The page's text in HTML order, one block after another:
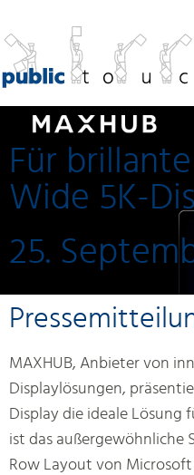
Für
Wide 5K-
25.
MAXHUB, Anbieter von
Displaylösungen,
Display die ideale Lösung
ist das außergewöhnliche
Row Layout von Microsoft